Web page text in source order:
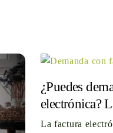
¿Puedes
electrónica?
La factura